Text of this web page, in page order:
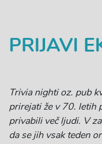
PRIJAVI
Trivia nighti oz. pub
prirejati že v 70. letih
privabili več ljudi. V
da se jih vsak teden